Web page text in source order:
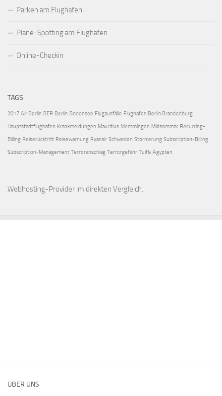
Parken am Flughafen
Plane-Spotting am Flughafen
Online-Checkin
TAGS
2017 Air Berlin BER Berlin Bodensee Flugausfälle Flughafen Berlin Brandenburg
Hauptstadtflughafen Krankmeldungen Mauritius Memmingen Midsommar Recurring-
Billing Reiserücktritt Reisewarnung Ryanair Schweden Stornierung Subscription-Billing
Subscription-Management Terroranschlag Terrorgefahr Tuifly Ägypten
Webhosting-Provider im direkten Vergleich.
ÜBER UNS